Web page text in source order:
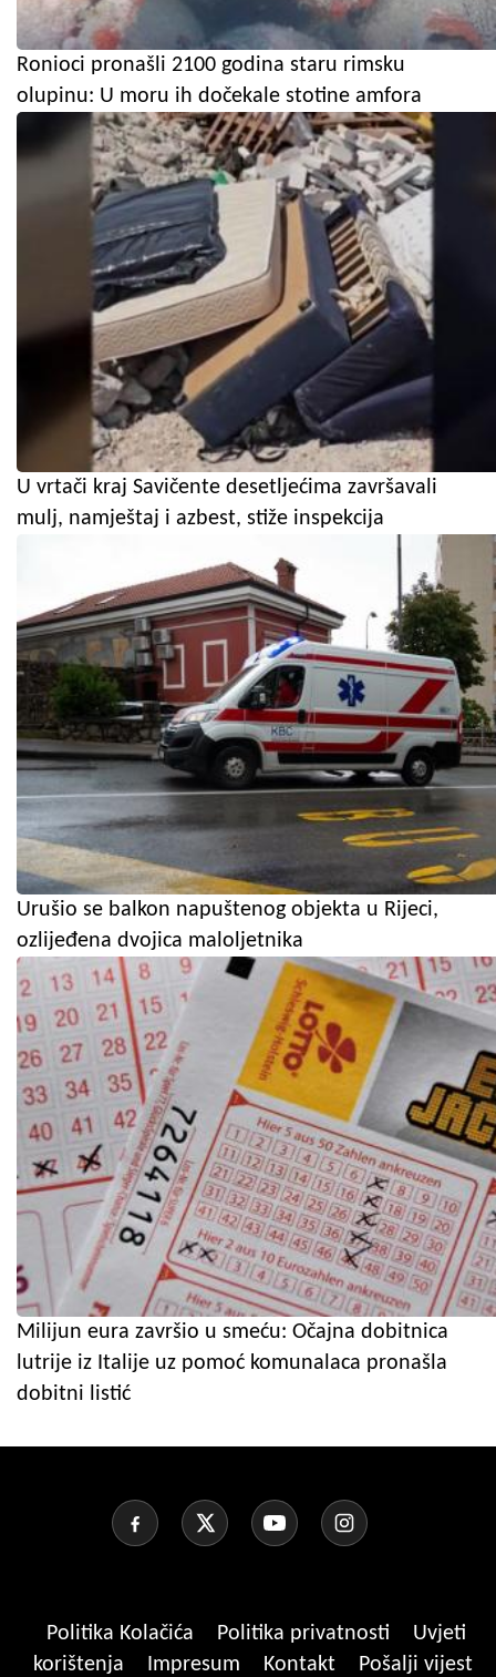
Ronioci pronašli 2100 godina staru rimsku
olupinu: U moru ih dočekale stotine amfora
U vrtači kraj Savičente desetljećima završavali
mulj, namještaj i azbest, stiže inspekcija
Urušio se balkon napuštenog objekta u Rijeci,
ozlijeđena dvojica maloljetnika
Milijun eura završio u smeću: Očajna dobitnica
lutrije iz Italije uz pomoć komunalaca pronašla
dobitni listić
Politika Kolačića Politika privatnosti
Uvjeti
korištenja
Impresum Kontakt
Pošalji vijest